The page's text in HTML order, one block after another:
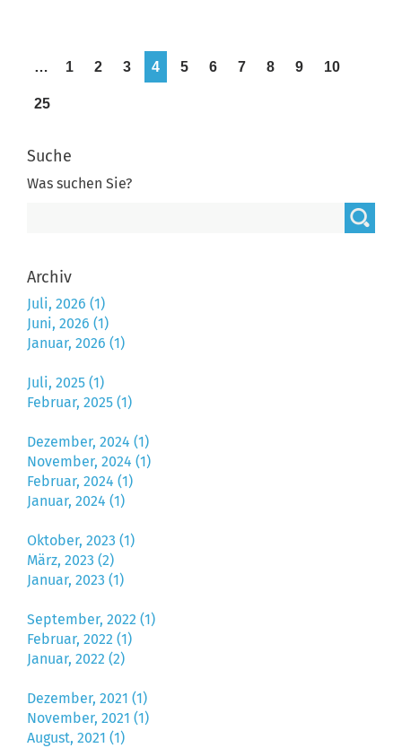
1 2 3 4 5 6 7 8 9 10
…
25
Suche
Was suchen Sie?
Archiv
Juli, 2026 (1)
Juni, 2026 (1)
Januar, 2026 (1)
Juli, 2025 (1)
Februar, 2025 (1)
Dezember, 2024 (1)
November, 2024 (1)
Februar, 2024 (1)
Januar, 2024 (1)
Oktober, 2023 (1)
März, 2023 (2)
Januar, 2023 (1)
September, 2022 (1)
Februar, 2022 (1)
Januar, 2022 (2)
Dezember, 2021 (1)
November, 2021 (1)
August, 2021 (1)